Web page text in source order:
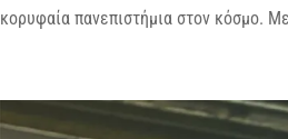
κορυφαία πανεπιστήμια στον κόσμο.